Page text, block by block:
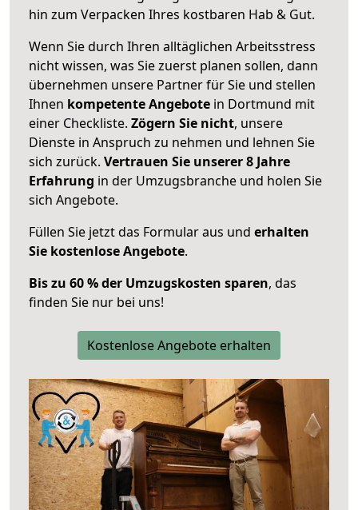
hin zum Verpacken Ihres kostbaren Hab & Gut.
Wenn Sie durch Ihren alltäglichen Arbeitsstress
nicht wissen, was Sie zuerst planen sollen, dann
übernehmen unsere Partner für Sie und stellen
Ihnen kompetente Angebote in Dortmund mit
einer Checkliste. Zögern Sie nicht, unsere
Dienste in Anspruch zu nehmen und lehnen Sie
sich zurück. Vertrauen Sie unserer 8 Jahre
Erfahrung in der Umzugsbranche und holen Sie
sich Angebote.
Füllen Sie jetzt das Formular aus und erhalten
Sie kostenlose Angebote.
Bis zu 60 % der Umzugskosten sparen, das
finden Sie nur bei uns!
Kostenlose Angebote erhalten